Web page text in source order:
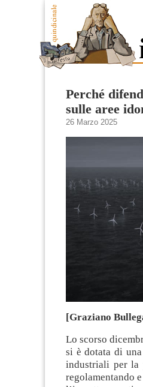
Perché
sulle aree
26 Marzo 2025
[Graziano
Lo scorso
si è dotata di
industriali per la
regolamentando